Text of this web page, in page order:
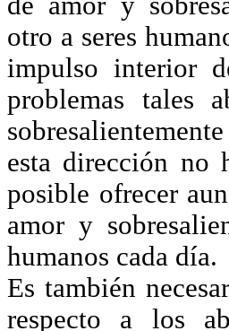
otro a seres
impulso interior
problemas tales
esta dirección no
posible ofrecer
amor y
humanos cada día.
Es también
respecto a los